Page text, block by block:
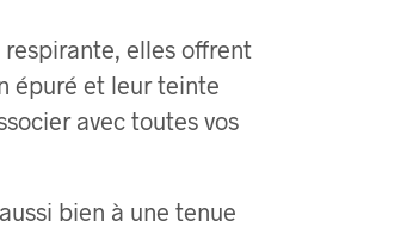
elles offrent
épuré et leur teinte
avec toutes vos
bien à une tenue